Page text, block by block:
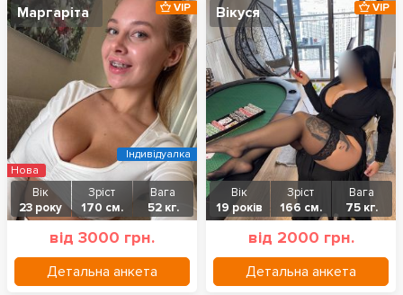
Маргаріта
Вік
23 року
Зріст
170 см.
Вага
52 кг.
від 3000 грн.
Детальна анкета
VIP
Нова
Індивідуалка
Вікуся
Вік
19 років
Зріст
166 см.
Вага
75 кг.
від 2000 грн.
Детальна анкета
VIP